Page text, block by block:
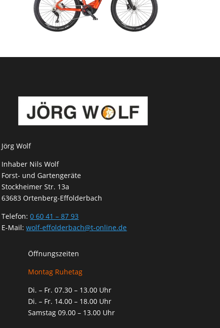
Jörg Wolf
Inhaber Nils Wolf
Forst- und Gartengeräte
Stockheimer Str. 13a
63683 Ortenberg-Effolderbach
Telefon:0 60 41 – 87 93
E-Mail:wolf-effolderbach@t-online.de
Öffnungszeiten
Montag Ruhetag
Di. – Fr. 07.30 – 13.00 Uhr
Di. – Fr. 14.00 – 18.00 Uhr
Samstag 09.00 – 13.00 Uhr